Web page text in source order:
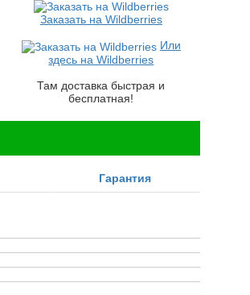
Заказать на Wildberries
Или
здесь на Wildberries
Там доставка быстрая и
бесплатная!
Гарантия